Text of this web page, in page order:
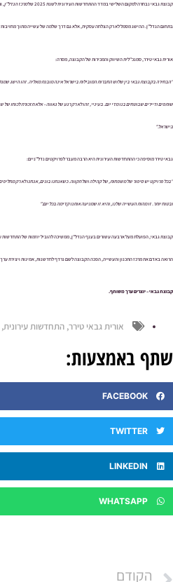
גבאי נבחרה למקום השלישי במדד ההתחדשות העירונית לשנת 2025 של מרכז הנדל"ן,
הנדל"ן. ההישג מסמל לא רק הצלחה עסקית, אלא גם דרך שלמה של עשייה מתוך מחויבות
גבאי טירר, סמנכ"לית השיווק והמכירות של הקבוצה, מסרה:
בקבוצת גבאי בין שלוש החברות המובילות בישראל אינה מובנת מאליה. זהו הישג
ודיירים שבוטחים בנו מדי יום. בעיניי, זהו לא רק רגע של גאווה – אלא תזכורת לכוחו של
טירר מוסיפה כי ההתחדשות העירונית היא הרבה מעבר לפרויקטים נדל"ניים:
פרויקט יש סיפור של משפחות, של קהילה ושל תקווה. כשאנחנו בונים, אנחנו לא רק מחליפים
יותר. זו מהות העשייה שלנו, והיא זו שמניעה אותנו קדימה בכל יום."
גבאי, הפועלת מעל ארבעה עשורים בענף הנדל"ן, ממשיכה להוביל יוזמות של התחדשות
באדם את מרכז התכנון והעשייה, הפכה הקבוצה לשם נרדף לחדשנות, אמינות ויצירת ערך
גבאי – יוצרים ערך משותף.
אורית גבאי טירר,התחדשות עירונית,
באמצעות:
FACEBOOK
TWITTER
LINKEDIN
WHATSAPP
הקודם